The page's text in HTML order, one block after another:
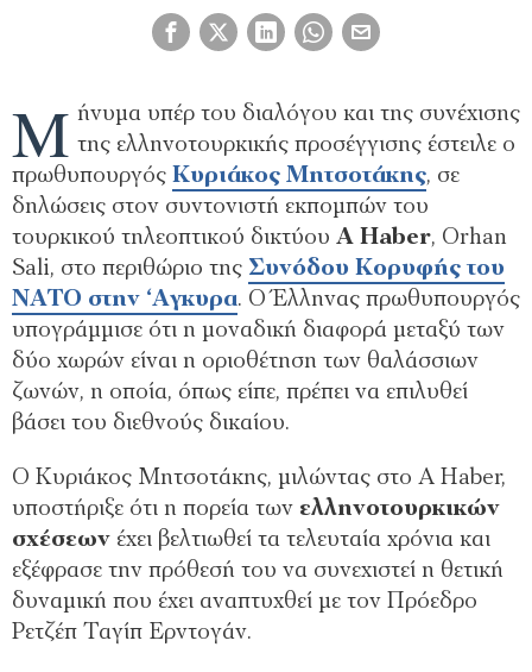
Μ ήνυμα υπέρ του διαλόγου και της συνέχισης
της ελληνοτουρκικής προσέγγισης έστειλε ο
πρωθυπουργός Κυριάκος Μητσοτάκης, σε
δηλώσεις στον συντονιστή εκπομπών του
τουρκικού τηλεοπτικού δικτύου A Haber, Orhan
Sali, στο περιθώριο της Συνόδου Κορυφής του
ΝΑΤΟ στην ‘Αγκυρα. Ο Έλληνας πρωθυπουργός
υπογράμμισε ότι η μοναδική διαφορά μεταξύ των
δύο χωρών είναι η οριοθέτηση των θαλάσσιων
ζωνών, η οποία, όπως είπε, πρέπει να επιλυθεί
βάσει του διεθνούς δικαίου.
Ο Κυριάκος Μητσοτάκης, μιλώντας στο A Haber,
υποστήριξε ότι η πορεία των ελληνοτουρκικών
σχέσεων έχει βελτιωθεί τα τελευταία χρόνια και
εξέφρασε την πρόθεσή του να συνεχιστεί η θετική
δυναμική που έχει αναπτυχθεί με τον Πρόεδρο
Ρετζέπ Ταγίπ Ερντογάν.